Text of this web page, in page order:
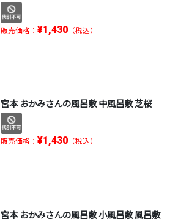
販売価格： ¥1,430（税込）
宮本 おかみさんの風呂敷 中風呂敷 芝桜
販売価格： ¥1,430（税込）
宮本 おかみさんの風呂敷 小風呂敷 風呂敷